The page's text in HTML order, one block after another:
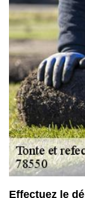
Effectuez le